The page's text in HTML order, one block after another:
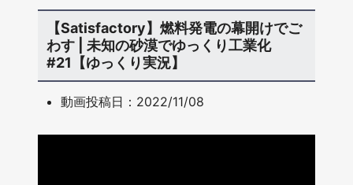
【Satisfactory】燃料発電の幕開けでご
わす | 未知の砂漠でゆっくり工業化
#21【ゆっくり実況】
動画投稿日：2022/11/08